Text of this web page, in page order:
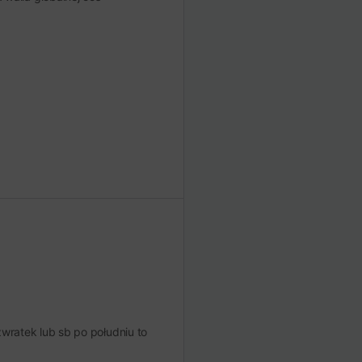
lub sb po południu to